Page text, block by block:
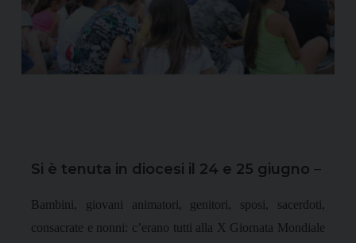
Si è tenuta in diocesi il 24 e 25 giugno –
Bambini, giovani animatori, genitori, sposi, sacerdoti,
consacrate e nonni: c’erano tutti alla X Giornata Mondiale